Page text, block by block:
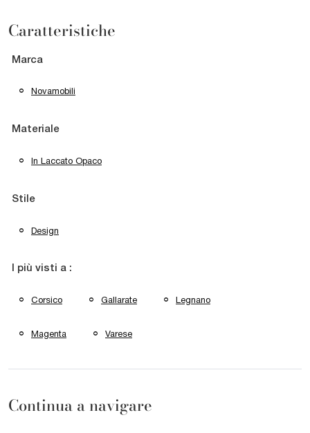
Caratteristiche
Marca
Novamobili
Materiale
In Laccato Opaco
Stile
Design
I più visti a :
Corsico Gallarate Legnano
Magenta Varese
Continua a navigare